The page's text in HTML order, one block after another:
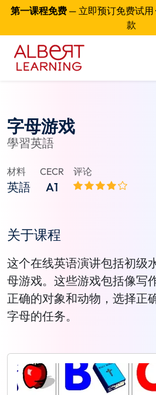
第一课程免费 — 立即预订免费试用
款
字母游戏
學習英語
材料
英語
CECR
A1
评论
关于课程
这个在线英语演讲包括初级
母游戏。这些游戏包括像写
正确的对象和动物，选择正
字母的任务。